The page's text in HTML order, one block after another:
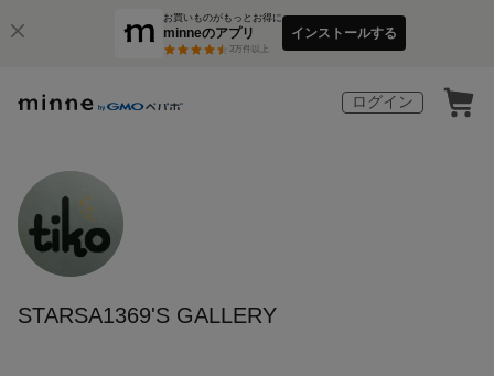
お買いものがもっとお得に
minneのアプリ
3万件以上
インストールする
ログイン
STARSA1369'S GALLERY